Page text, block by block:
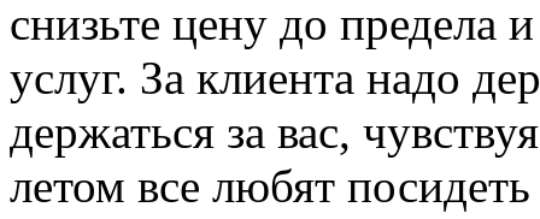
снизьте цену до предела
услуг. За клиента надо
держаться за вас,
летом все любят